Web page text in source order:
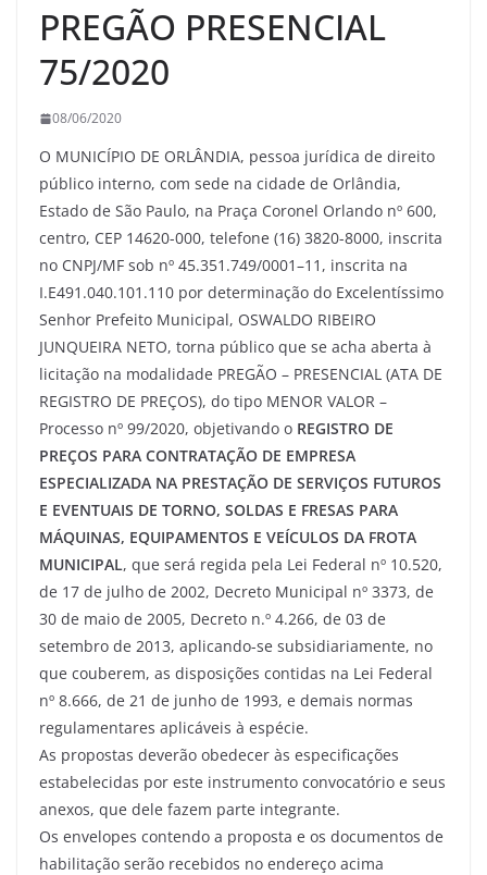
PREGÃO PRESENCIAL
75/2020
08/06/2020
O MUNICÍPIO DE ORLÂNDIA, pessoa jurídica de direito
público interno, com sede na cidade de Orlândia,
Estado de São Paulo, na Praça Coronel Orlando nº 600,
centro, CEP 14620-000, telefone (16) 3820-8000, inscrita
no CNPJ/MF sob nº 45.351.749/0001–11, inscrita na
I.E491.040.101.110 por determinação do Excelentíssimo
Senhor Prefeito Municipal, OSWALDO RIBEIRO
JUNQUEIRA NETO, torna público que se acha aberta à
licitação na modalidade PREGÃO – PRESENCIAL (ATA DE
REGISTRO DE PREÇOS), do tipo MENOR VALOR –
Processo nº 99/2020, objetivando o REGISTRO DE
PREÇOS PARA CONTRATAÇÃO DE EMPRESA
ESPECIALIZADA NA PRESTAÇÃO DE SERVIÇOS FUTUROS
E EVENTUAIS DE TORNO, SOLDAS E FRESAS PARA
MÁQUINAS, EQUIPAMENTOS E VEÍCULOS DA FROTA
MUNICIPAL, que será regida pela Lei Federal nº 10.520,
de 17 de julho de 2002, Decreto Municipal nº 3373, de
30 de maio de 2005, Decreto n.º 4.266, de 03 de
setembro de 2013, aplicando-se subsidiariamente, no
que couberem, as disposições contidas na Lei Federal
nº 8.666, de 21 de junho de 1993, e demais normas
regulamentares aplicáveis à espécie.
As propostas deverão obedecer às especificações
estabelecidas por este instrumento convocatório e seus
anexos, que dele fazem parte integrante.
Os envelopes contendo a proposta e os documentos de
habilitação serão recebidos no endereço acima